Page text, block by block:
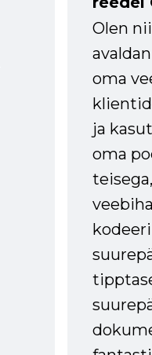
Olen
oma
ja
oma